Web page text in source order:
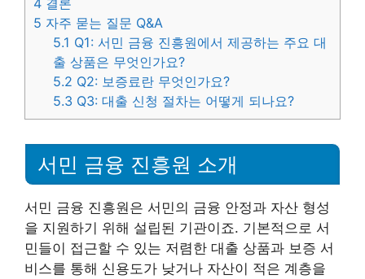
4 결론
5 자주 묻는 질문 Q&A
5.1 Q1: 서민 금융 진흥원에서 제공하는 주요 대
출 상품은 무엇인가요?
5.2 Q2: 보증료란 무엇인가요?
5.3 Q3: 대출 신청 절차는 어떻게 되나요?
서민 금융 진흥원 소개
서민 금융 진흥원은 서민의 금융 안정과 자산 형성
을 지원하기 위해 설립된 기관이죠. 기본적으로 서
민들이 접근할 수 있는 저렴한 대출 상품과 보증 서
비스를 통해 신용도가 낮거나 자산이 적은 계층을